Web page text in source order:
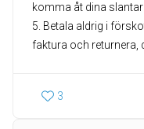
komma åt dina slantar
5. Betala aldrig i
3